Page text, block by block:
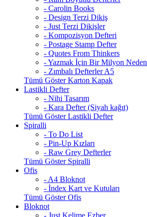
- Carolin Books
- Design Terzi Dikiş
- Just Terzi Dikişler
- Kompozisyon Defteri
- Postage Stamp Defter
- Quotes From Thinkers
- Yazmak İçin Bir Milyon Neden
- Zımbalı Defterler A5
Tümü Göster Karton Kapak
Lastikli Defter
- Nihi Tasarım
- Kara Defter (Siyah kağıt)
Tümü Göster Lastikli Defter
Spiralli
- To Do List
- Pin-Up Kızları
- Raw Grey Defterler
Tümü Göster Spiralli
Ofis
- A4 Bloknot
- İndex Kart ve Kutuları
Tümü Göster Ofis
Bloknot
- Just Kelime Ezber